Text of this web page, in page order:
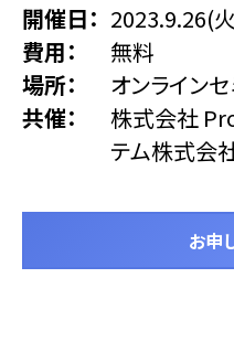
開催日
2023.9.26(
費用
無料
場所
オンライン
共催
株式会社
テム株式会
お申